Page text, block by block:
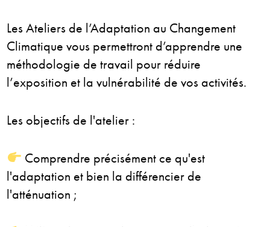
Les Ateliers de l’Adaptation au Changement
Climatique vous permettront d’apprendre une
méthodologie de travail pour réduire
l’exposition et la vulnérabilité de vos activités.
Les objectifs de l'atelier :
Comprendre précisément ce qu'est
l'adaptation et bien la différencier de
l'atténuation ;